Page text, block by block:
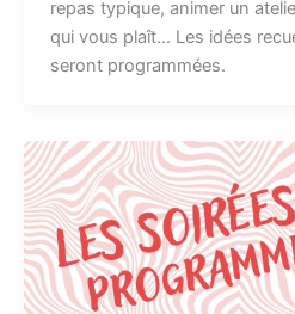
repas typique, animer un
qui vous plaît… Les idées
seront programmées.